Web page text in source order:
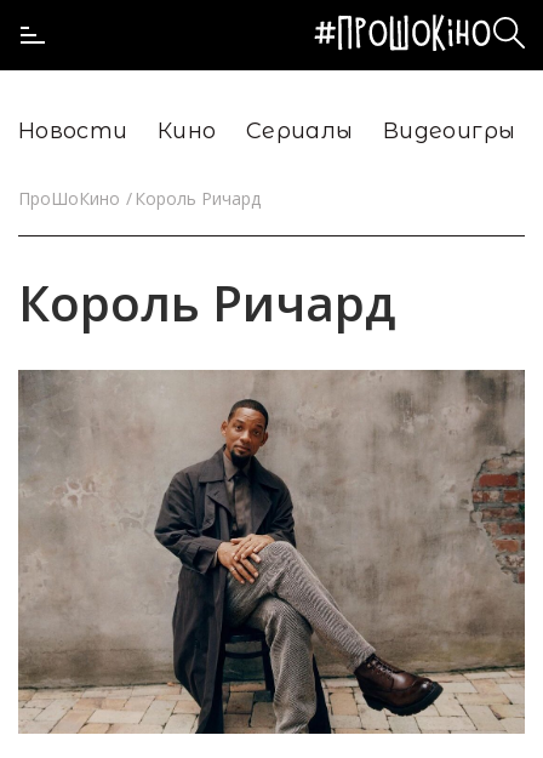
Новости Кино Сериалы Видеоигры
ПроШоКино Король Ричард
Король Ричард